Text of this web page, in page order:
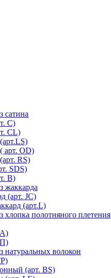
сатина
С)
СL)
арт. OD)
RS)
SDS)
В)
жаккарда
(арт. JC)
(арт.L)
хлопка полотняного плетения
натуральных волокон
(арт. BS)